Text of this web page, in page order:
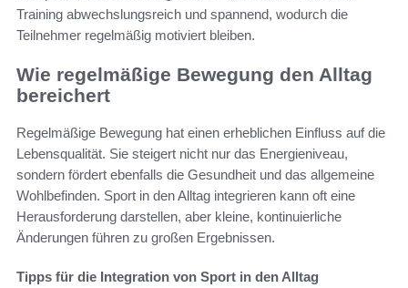
Training abwechslungsreich und spannend, wodurch die
Teilnehmer regelmäßig motiviert bleiben.
Wie regelmäßige Bewegung den Alltag
bereichert
Regelmäßige Bewegung hat einen erheblichen Einfluss auf die
Lebensqualität. Sie steigert nicht nur das Energieniveau,
sondern fördert ebenfalls die Gesundheit und das allgemeine
Wohlbefinden. Sport in den Alltag integrieren kann oft eine
Herausforderung darstellen, aber kleine, kontinuierliche
Änderungen führen zu großen Ergebnissen.
Tipps für die Integration von Sport in den Alltag